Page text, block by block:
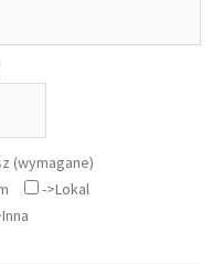
(wymagane)
->Lokal